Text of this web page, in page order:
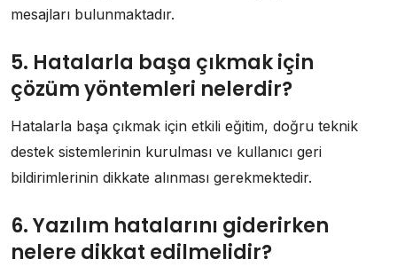
mesajları bulunmaktadır.
5. Hatalarla başa çıkmak için
çözüm yöntemleri nelerdir?
Hatalarla başa çıkmak için etkili eğitim, doğru teknik
destek sistemlerinin kurulması ve kullanıcı geri
bildirimlerinin dikkate alınması gerekmektedir.
6. Yazılım hatalarını giderirken
nelere dikkat edilmelidir?